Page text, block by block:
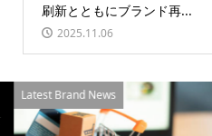
刷新とともにブランド再...
2025.11.06
Latest Brand News